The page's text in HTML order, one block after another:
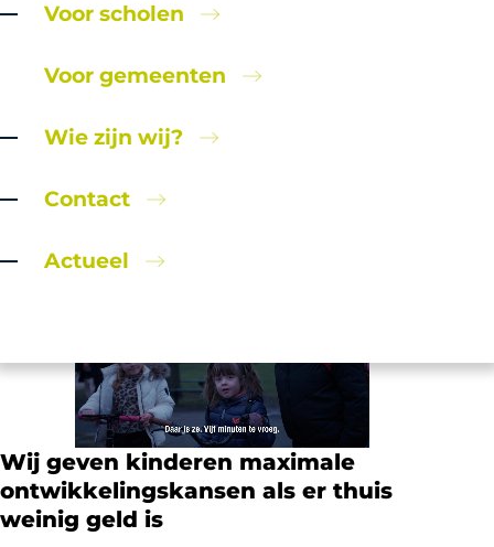
Voor scholen
Voor gemeenten
Wie zijn wij?
Contact
Actueel
Een zomerdag zonder
Wij geven kinderen maximale
ontwikkelingskansen als er thuis
weinig geld is